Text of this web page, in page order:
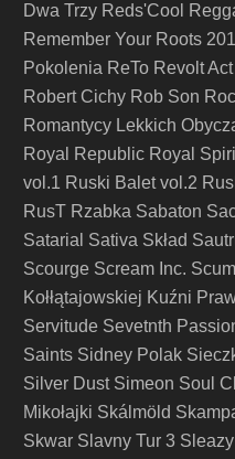
Dwa Trzy Reds'Cool
Remember Your Roots
Pokolenia ReTo Revolt Act
Robert Cichy Rob Son
Romantycy Lekkich
Royal Republic Royal
vol.1 Ruski Balet vol.2
RusT Rzabka Sabaton
Satarial Sativa Skład
Scourge Scream Inc.
Kołłątajowskiej Kuźni
Servitude Sevetnth
Saints Sidney Polak
Silver Dust Simeon Soul
Mikołajki Skálmöld
Skwar Slavny Tur 3